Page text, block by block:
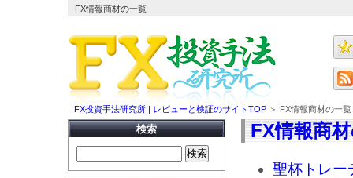
FX情報商材の一覧
FX情報商
聖杯トレー
検索
FX投資手法研究所 | レビューと検証のサイトTOP ＞ FX情報商材の一覧